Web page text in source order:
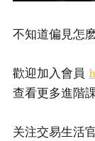
不知道偏見怎
歡迎加入會員
查看更多進階
关注交易生活